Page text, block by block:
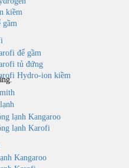
kiềm
gầm
để gầm
tủ đứng
Hydro-ion kiềm
lạnh Kangaroo
lạnh Karofi
Kangaroo